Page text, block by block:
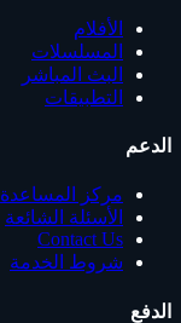
الأفلام
المسلسلات
البث المباشر
التطبيقات
الدعم
مركز المساعدة
الأسئلة الشائعة
Contact Us
شروط الخدمة
الدفع